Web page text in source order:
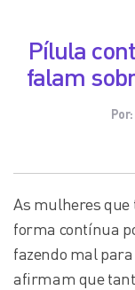
Pílula
falam
Por:
As mulheres
forma contínua
fazendo mal
afirmam que